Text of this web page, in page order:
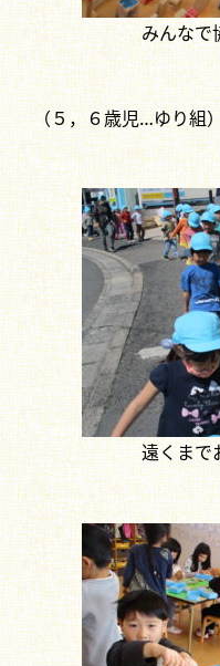
みんなで
（５，６歳児…ゆり組
遠くまで